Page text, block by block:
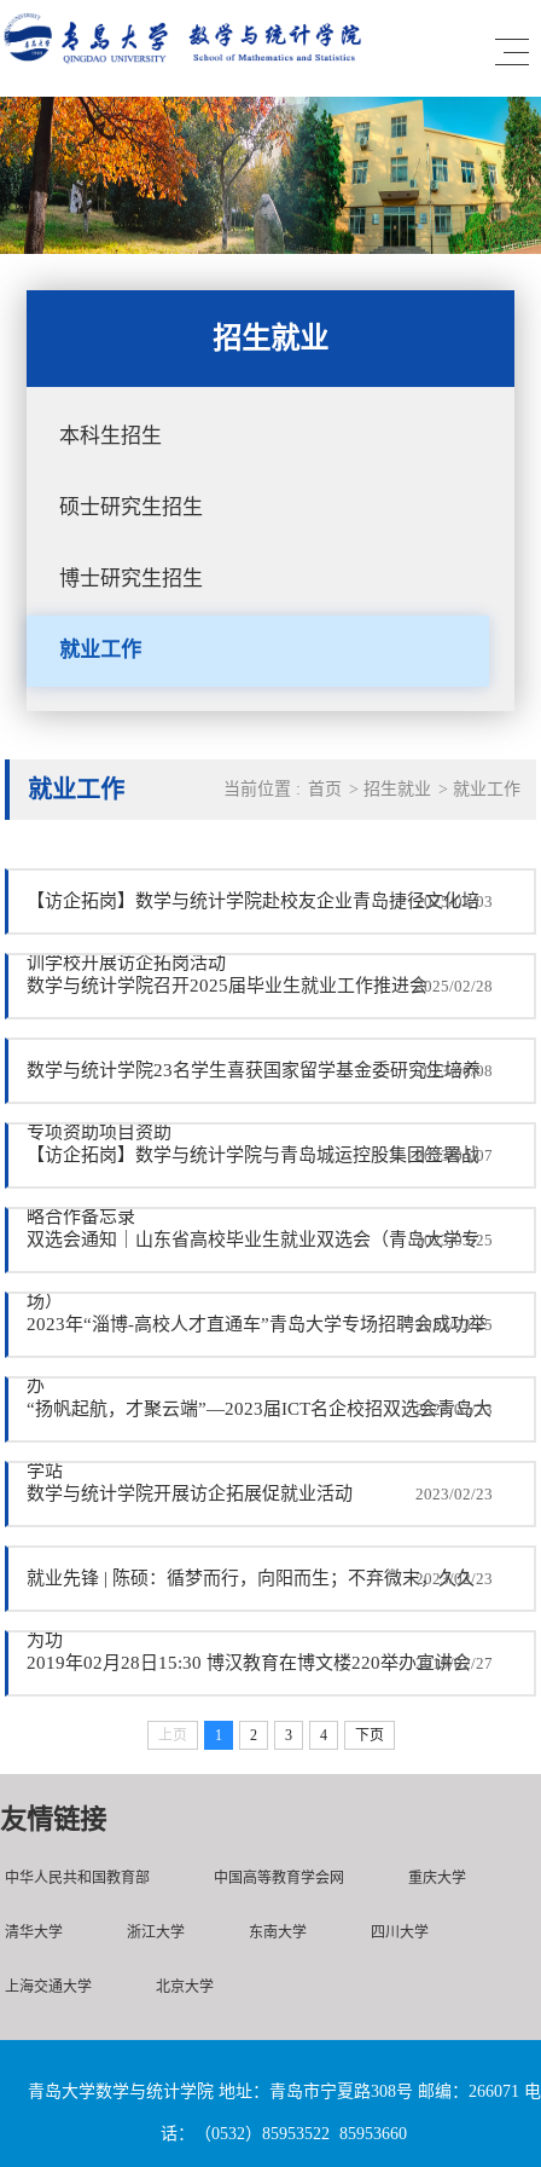
招生就业
本科生招生
硕士研究生招生
博士研究生招生
就业工作
就业工作 当前位置 : 首页 > 招生就业 > 就业工作
【访企拓岗】数学与统计学院赴校友企业青岛捷径文化培
训学校开展访企拓岗活动
2025/03/03
数学与统计学院召开2025届毕业生就业工作推进会2025/02/28
数学与统计学院23名学生喜获国家留学基金委研究生培养
专项资助项目资助
2023/06/08
【访企拓岗】数学与统计学院与青岛城运控股集团签署战
略合作备忘录
2023/04/07
双选会通知｜山东省高校毕业生就业双选会（青岛大学专
场）
2023/03/25
2023年“淄博-高校人才直通车”青岛大学专场招聘会成功举
办
2023/03/25
“扬帆起航，才聚云端”—2023届ICT名企校招双选会青岛大
学站
2023/02/23
数学与统计学院开展访企拓展促就业活动 2023/02/23
就业先锋 | 陈硕：循梦而行，向阳而生；不弃微末，久久
为功
2023/02/23
2019年02月28日15:30 博汉教育在博文楼220举办宣讲会
2019/02/27
上页 1 2 3 4 下页
友情链接
中华人民共和国教育部 中国高等教育学会网 重庆大学
清华大学 浙江大学 东南大学 四川大学
上海交通大学 北京大学
青岛大学数学与统计学院 地址：青岛市宁夏路308号 邮编：266071 电
话：（0532）85953522 85953660